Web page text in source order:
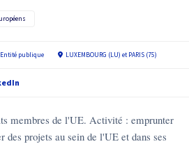
Entité publique LUXEMBOURG (LU) et PARIS (75)
membres de l'UE. Activité : emprunter
des projets au sein de l'UE et dans ses